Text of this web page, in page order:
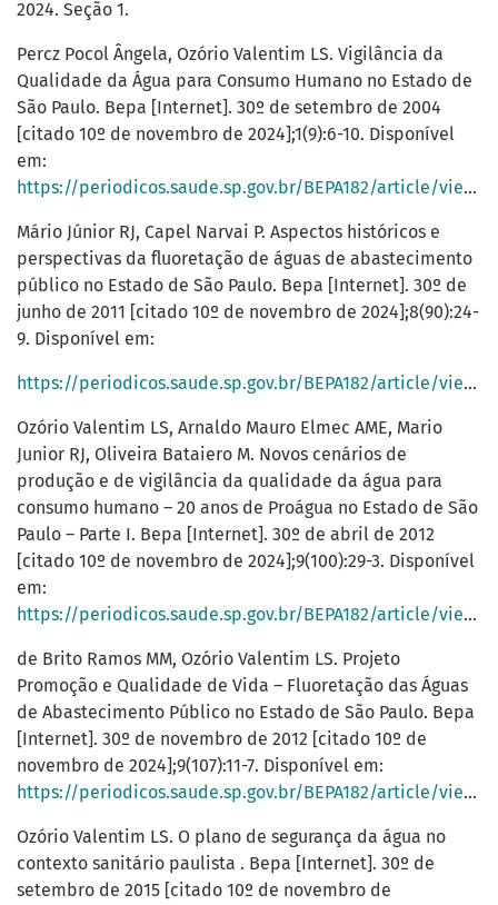
2024. Seção 1.
Percz Pocol Ângela, Ozório Valentim LS. Vigilância da
Qualidade da Água para Consumo Humano no Estado de
São Paulo. Bepa [Internet]. 30º de setembro de 2004
[citado 10º de novembro de 2024];1(9):6-10. Disponível
em:
https://periodicos.saude.sp.gov.br/BEPA182/article/view/38955
Mário Júnior RJ, Capel Narvai P. Aspectos históricos e
perspectivas da fluoretação de águas de abastecimento
público no Estado de São Paulo. Bepa [Internet]. 30º de
junho de 2011 [citado 10º de novembro de 2024];8(90):24-
9. Disponível em:
https://periodicos.saude.sp.gov.br/BEPA182/article/view/38436
Ozório Valentim LS, Arnaldo Mauro Elmec AME, Mario
Junior RJ, Oliveira Bataiero M. Novos cenários de
produção e de vigilância da qualidade da água para
consumo humano – 20 anos de Proágua no Estado de São
Paulo – Parte I. Bepa [Internet]. 30º de abril de 2012
[citado 10º de novembro de 2024];9(100):29-3. Disponível
em:
https://periodicos.saude.sp.gov.br/BEPA182/article/view/38366
de Brito Ramos MM, Ozório Valentim LS. Projeto
Promoção e Qualidade de Vida – Fluoretação das Águas
de Abastecimento Público no Estado de São Paulo. Bepa
[Internet]. 30º de novembro de 2012 [citado 10º de
novembro de 2024];9(107):11-7. Disponível em:
https://periodicos.saude.sp.gov.br/BEPA182/article/view/38330
Ozório Valentim LS. O plano de segurança da água no
contexto sanitário paulista . Bepa [Internet]. 30º de
setembro de 2015 [citado 10º de novembro de